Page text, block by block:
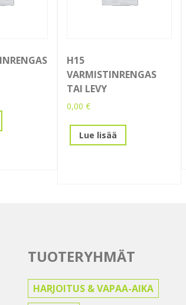
H15
VARMISTINRENGAS
TAI LEVY
0,00 €
Lue lisää
TUOTERYHMÄT
HARJOITUS & VAPAA-AIKA